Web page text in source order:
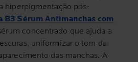
hiperpigmentação pós-
B3 Sérum Antimanchas com
concentrado que ajuda a
uniformizar o tom da
das manchas. A